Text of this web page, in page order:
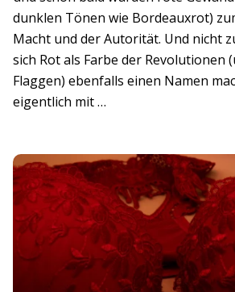
dunklen Tönen wie Bordeauxrot)
Macht und der Autorität. Und nicht
sich Rot als Farbe der Revolutionen
Flaggen) ebenfalls einen Namen
eigentlich mit …